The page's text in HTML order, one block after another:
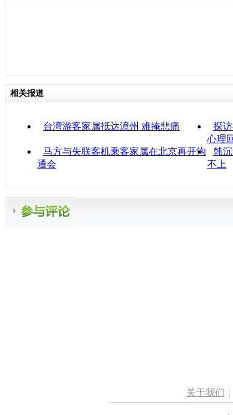
相关报道
台湾游客家属抵达漳州 难掩悲痛
探
心理
马方与失联客机乘客家属在北京再开沟
通会
韩
不上
关于我们 |